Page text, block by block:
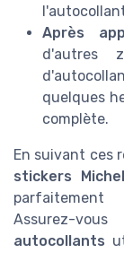
Après
d'autres
quelques
complète.
En suivant ces
stickers
parfaitement
Assurez-
autocollants